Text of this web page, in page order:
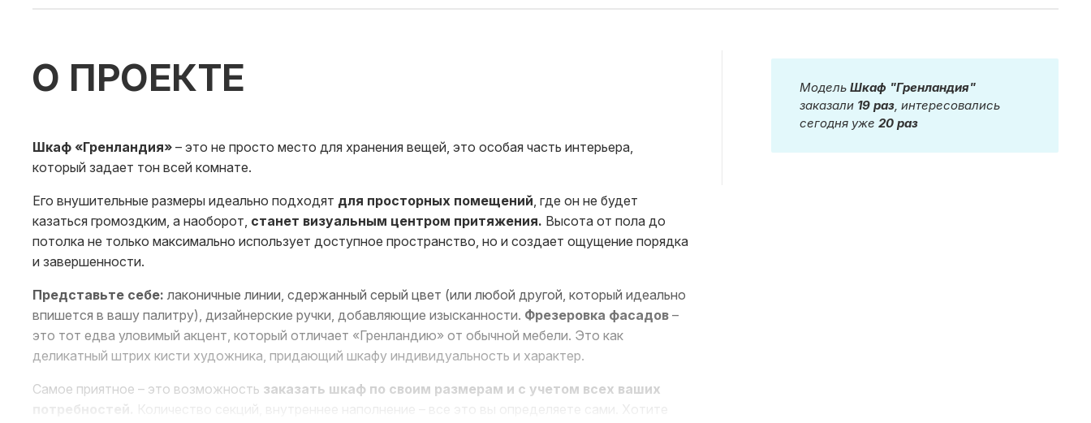
О ПРОЕКТЕ
Шкаф «Гренландия»– это не просто место для хранения вещей, это особая часть интерьера,
который задает тон всей комнате.
Его внушительные размеры идеально подходят для просторных помещений, где он не будет
казаться громоздким, а наоборот, станет визуальным центром притяжения. Высота от пола до
потолка не только максимально использует доступное пространство, но и создает ощущение порядка
и завершенности.
Представьте себе:лаконичные линии, сдержанный серый цвет (или любой другой, который идеально
впишется в вашу палитру), дизайнерские ручки, добавляющие изысканности. Фрезеровка фасадов–
это тот едва уловимый акцент, который отличает «Гренландию» от обычной мебели. Это как
деликатный штрих кисти художника, придающий шкафу индивидуальность и характер.
Самое приятное – это возможность заказать шкаф по своим размерам и с учетом всех ваших
потребностей.
Количество секций, внутреннее наполнение – все это вы определяете сами. Хотите
Модель Шкаф "Гренландия"
заказали 19 раз, интересовались
сегодня уже 20 раз